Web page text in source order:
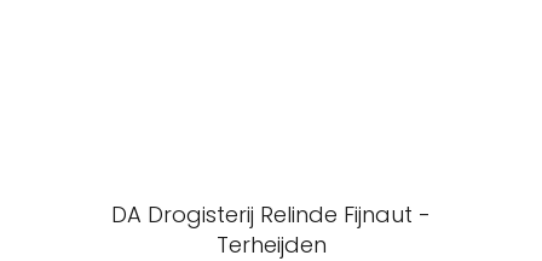
DA Drogisterij Relinde Fijnaut -
Terheijden